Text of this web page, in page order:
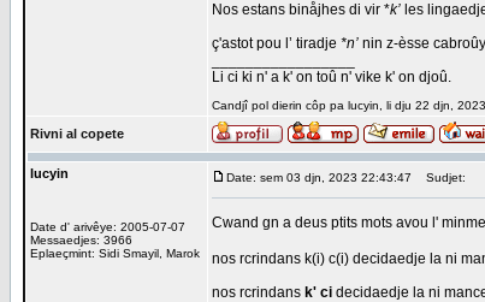
Nos estans binåjhes di vir *k’ les
ç'astot pou l’ tiradje *n’ nin z-èsse
Li ci ki n' a k' on toû n' vike k' on djoû.
Candjî pol dierin côp pa lucyin, li dju 22 djn,
Rivni al copete
lucyin
Date d' arivêye: 2005-07-07
Messaedjes: 3966
Eplaeçmint: Sidi Smayil, Marok
Date: sem 03 djn, 2023 22:43:47 Sudjet:
Cwand gn a deus ptits mots avou l'
nos rcrindans k(i) c(i) decidaedje la ni
nos rcrindans k' ci decidaedje la ni